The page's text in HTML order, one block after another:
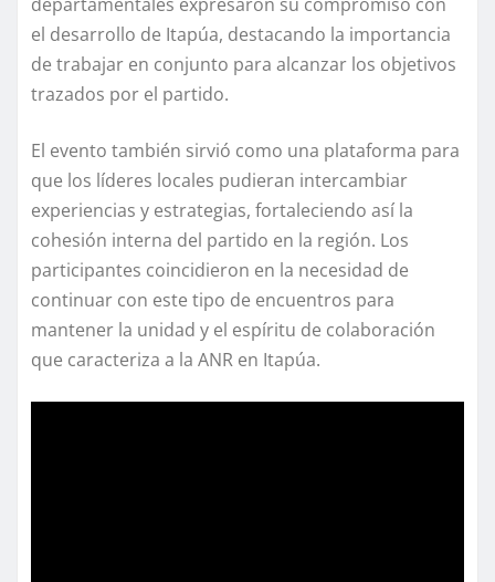
el desarrollo de Itapúa, destacando la importancia
de trabajar en conjunto para alcanzar los objetivos
trazados por el partido.
El evento también sirvió como una plataforma para
que los líderes locales pudieran intercambiar
experiencias y estrategias, fortaleciendo así la
cohesión interna del partido en la región. Los
participantes coincidieron en la necesidad de
continuar con este tipo de encuentros para
mantener la unidad y el espíritu de colaboración
que caracteriza a la ANR en Itapúa.